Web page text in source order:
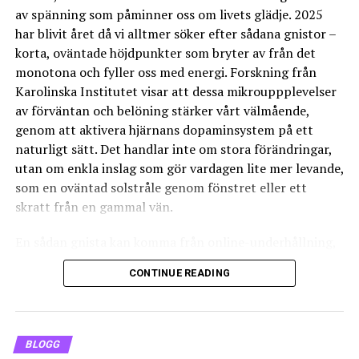
uppsägning, och om du vill se hur andra
mobiloperatörer presterar kan du exempelvis läsa mer
omJämför mobilnät.
Så fungerar uppsägningen av
bredbandsabonnemanget
För att säga upp ditt bredbandsabonnemang hos Telia,
behöver du följa några enkla steg:
Logga in på Mitt Telia:
Hitta ditt abonnemang:Under dina tjänster
identifierar du bredbandsabonnemanget.
alternativet för uppsägning.
av spänning som påminner oss om livets glädje. 2025
har blivit året då vi alltmer söker efter sådana gnistor –
korta, oväntade höjdpunkter som bryter av från det
monotona och fyller oss med energi. Forskning från
Karolinska Institutet visar att dessa mikrouppplevelser
av förväntan och belöning stärker vårt välmående,
genom att aktivera hjärnans dopaminsystem på ett
naturligt sätt. Det handlar inte om stora förändringar,
utan om enkla inslag som gör vardagen lite mer levande,
som en oväntad solstråle genom fönstret eller ett
skratt från en gammal vän.
där man snabbt kan hitta något som passar stämningen.
Till exempel
populära slots Sverige – spel som är
sig från svenska skogar till internationella äventyr.
CONTINUE READING
BLOGG